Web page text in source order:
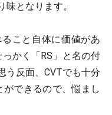
味となります。
こと自体に価値があ
かく「RS」と名の付
う反面、CVTでも十分
できるので、悩まし